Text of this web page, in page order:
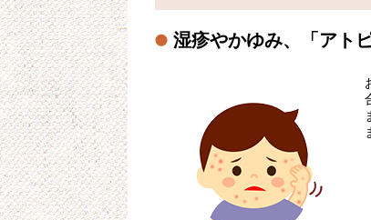
湿疹やかゆみ、「アト